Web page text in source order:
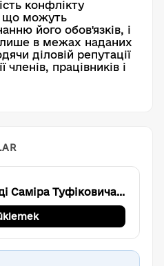
конфлікту
що можуть
його обов'язків, і
лише в межах наданих
діловій репутації
членів, працівників і
Заява Бєлджуді Саміра Туфіковича про ознайомлення з внутрішніми документами організації та відсутність конфлікту інтересів